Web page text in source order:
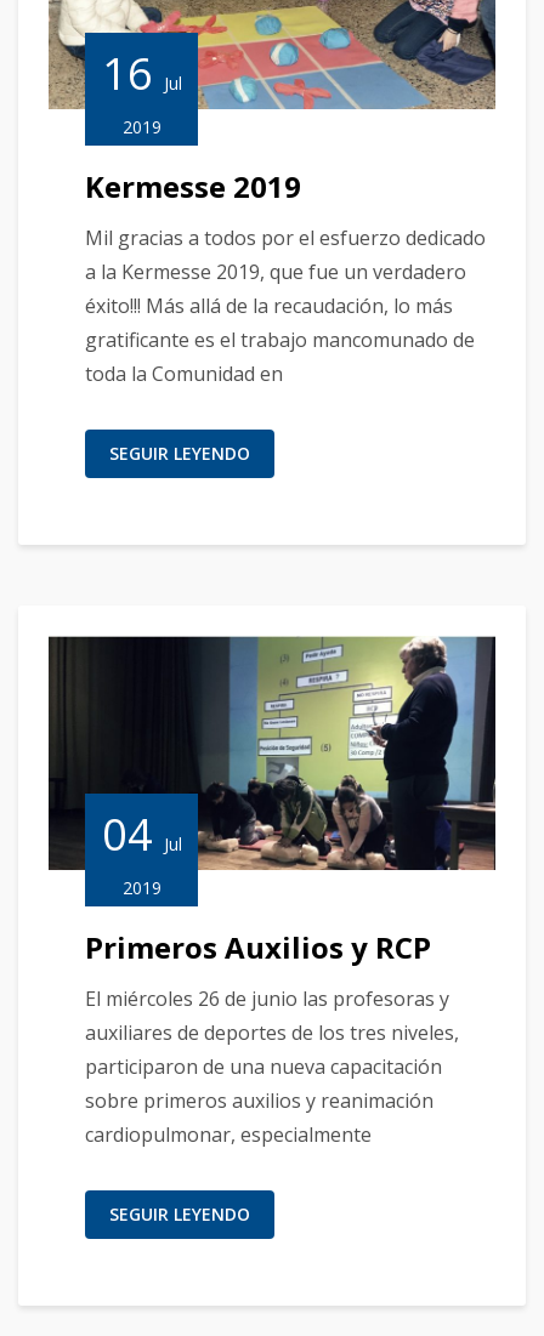
16
Jul
2019
Kermesse 2019
Mil gracias a todos por el esfuerzo dedicado
a la Kermesse 2019, que fue un verdadero
éxito!!! Más allá de la recaudación, lo más
gratificante es el trabajo mancomunado de
toda la Comunidad en
SEGUIR LEYENDO
04 Jul
2019
Primeros Auxilios y RCP
El miércoles 26 de junio las profesoras y
auxiliares de deportes de los tres niveles,
participaron de una nueva capacitación
sobre primeros auxilios y reanimación
cardiopulmonar, especialmente
SEGUIR LEYENDO